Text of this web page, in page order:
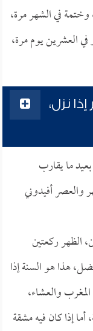
في الشهر مرة،
في العشرين يوم مرة،
نزل،
ما يقارب
والعصر أفيدوني
الظهر ركعتين
هذا هو السنة إذا
والعشاء،
إذا كان فيه مشقة